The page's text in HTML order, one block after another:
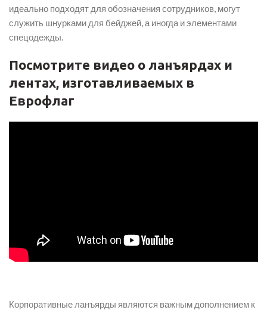
идеально подходят для обозначения сотрудников, могут
служить шнурками для бейджей, а иногда и элементами
спецодежды.
Посмотрите видео о ланъярдах и
лентах, изготавливаемых в
Еврофлаг
Корпоративные ланъярды являются важным дополнением к